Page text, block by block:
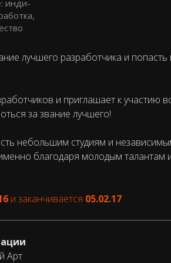
лучшего разработчика и
и приглашает к участию
за звание лучшего!
небольшим студиям и
благодаря молодым талантам
и заканчивается 05.02.17
Арт